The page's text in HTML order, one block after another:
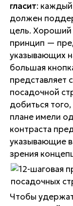
гласит:
должен
цель. Хороший
принцип —
указывающих
большая
представляет
посадочной
добиться
плане имели
контраста
указывающие в
зрения
Чтобы